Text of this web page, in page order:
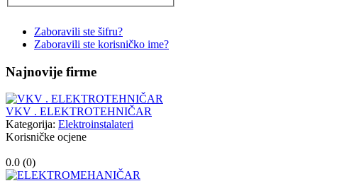
Zaboravili ste šifru?
Zaboravili ste korisničko ime?
Najnovije firme
VKV . ELEKTROTEHNIČAR
Kategorija: Elektroinstalateri
Korisničke ocjene
0.0 (0)